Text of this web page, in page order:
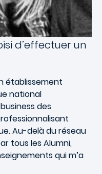
d’effectuer un
établissement
national
des
Au-delà du réseau
tous les Alumni,
qui m’a